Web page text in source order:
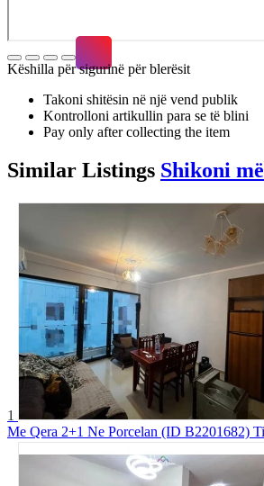
Këshilla për sigurinë për blerësit
Takoni shitësin në një vend publik
Kontrolloni artikullin para se të blini
Pay only after collecting the item
Similar Listings Shikoni
1
Me Qera 2+1 Ne Porcelan (ID B2201682)